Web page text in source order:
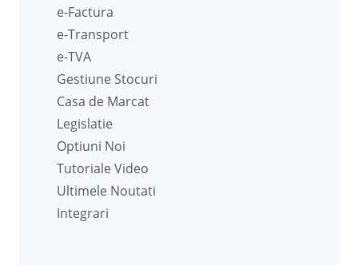
e-Factura
e-Transport
e-TVA
Gestiune Stocuri
Casa de Marcat
Legislatie
Optiuni Noi
Tutoriale Video
Ultimele Noutati
Integrari